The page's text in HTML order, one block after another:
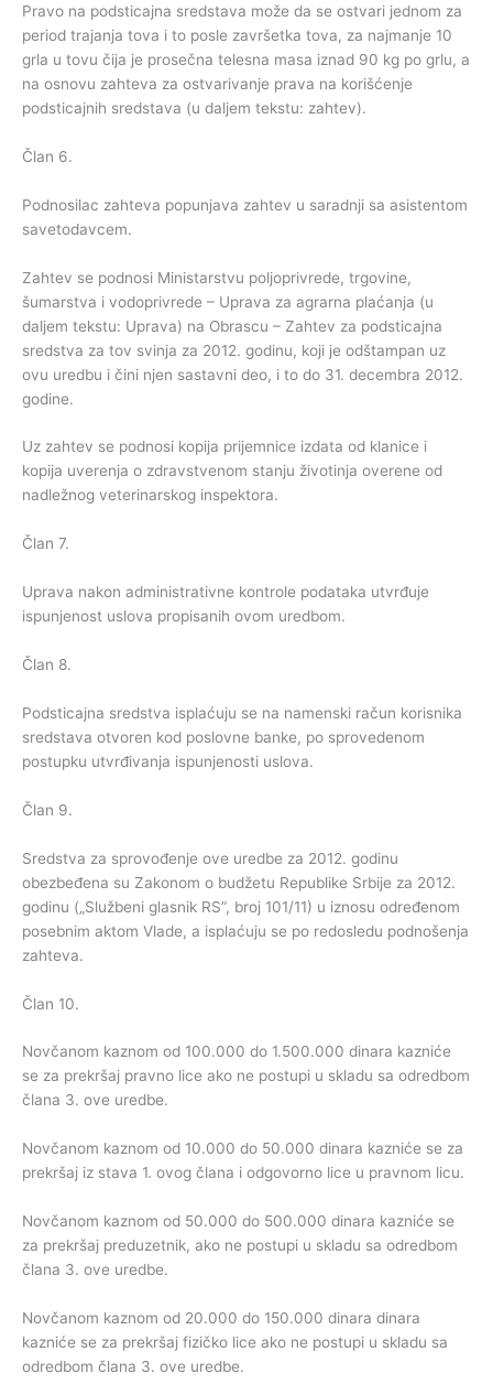
Pravo na podsticajna sredstava može da se ostvari jednom za
period trajanja tova i to posle završetka tova, za najmanje 10
grla u tovu čija je prosečna telesna masa iznad 90 kg po grlu, a
na osnovu zahteva za ostvarivanje prava na korišćenje
podsticajnih sredstava (u daljem tekstu: zahtev).
Član 6.
Podnosilac zahteva popunjava zahtev u saradnji sa asistentom
savetodavcem.
Zahtev se podnosi Ministarstvu poljoprivrede, trgovine,
šumarstva i vodoprivrede – Uprava za agrarna plaćanja (u
daljem tekstu: Uprava) na Obrascu – Zahtev za podsticajna
sredstva za tov svinja za 2012. godinu, koji je odštampan uz
ovu uredbu i čini njen sastavni deo, i to do 31. decembra 2012.
godine.
Uz zahtev se podnosi kopija prijemnice izdata od klanice i
kopija uverenja o zdravstvenom stanju životinja overene od
nadležnog veterinarskog inspektora.
Član 7.
Uprava nakon administrativne kontrole podataka utvrđuje
ispunjenost uslova propisanih ovom uredbom.
Član 8.
Podsticajna sredstva isplaćuju se na namenski račun korisnika
sredstava otvoren kod poslovne banke, po sprovedenom
postupku utvrđivanja ispunjenosti uslova.
Član 9.
Sredstva za sprovođenje ove uredbe za 2012. godinu
obezbeđena su Zakonom o budžetu Republike Srbije za 2012.
godinu („Službeni glasnik RS”, broj 101/11) u iznosu određenom
posebnim aktom Vlade, a isplaćuju se po redosledu podnošenja
zahteva.
Član 10.
Novčanom kaznom od 100.000 do 1.500.000 dinara kazniće
se za prekršaj pravno lice ako ne postupi u skladu sa odredbom
člana 3. ove uredbe.
Novčanom kaznom od 10.000 do 50.000 dinara kazniće se za
prekršaj iz stava 1. ovog člana i odgovorno lice u pravnom licu.
Novčanom kaznom od 50.000 do 500.000 dinara kazniće se
za prekršaj preduzetnik, ako ne postupi u skladu sa odredbom
člana 3. ove uredbe.
Novčanom kaznom od 20.000 do 150.000 dinara dinara
kazniće se za prekršaj fizičko lice ako ne postupi u skladu sa
odredbom člana 3. ove uredbe.